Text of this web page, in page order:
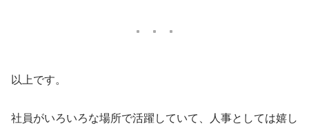
したので、ONE ...
以上です。
社員がいろいろな場所で活躍していて、人事としては嬉し